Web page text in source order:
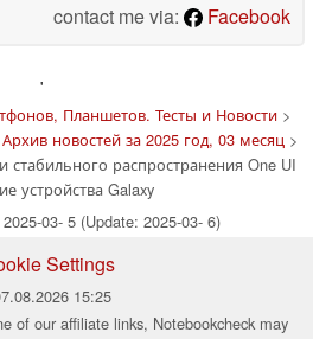
contact me via:
Facebook
'
Планшетов. Тесты и Новости>
Архив новостей за 2025 год, 03 месяц >
стабильного распространения One UI
устройства Galaxy
03- 5 (Update: 2025-03- 6)
Settings
15:25
of our affiliate links, Notebookcheck may